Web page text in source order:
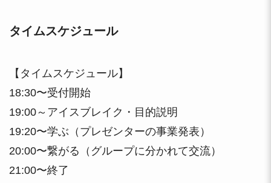
タイムスケジュール
【タイムスケジュール】
18:30〜受付開始
19:00～アイスブレイク・目的説明
19:20〜学ぶ（プレゼンターの事業発表）
20:00〜繋がる（グループに分かれて交流）
21:00〜終了